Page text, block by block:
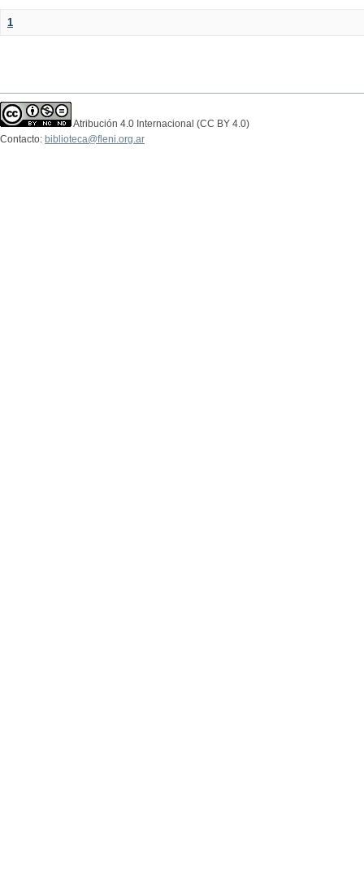
1
Atribución 4.0 Internacional (CC BY 4.0)
Contacto: biblioteca@fleni.org.ar